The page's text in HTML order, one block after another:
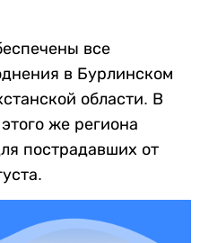
все
в Бурлинском
области. В
же региона
пострадавших от